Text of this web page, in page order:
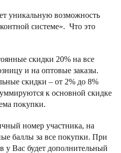
уникальную возможность
системе». Что это
скидки 20% на все
и на оптовые заказы.
скидки – от 2% до 8%
к основной скидке
покупки.
номер участника, на
баллы за все покупки. При
у Вас будет дополнительный